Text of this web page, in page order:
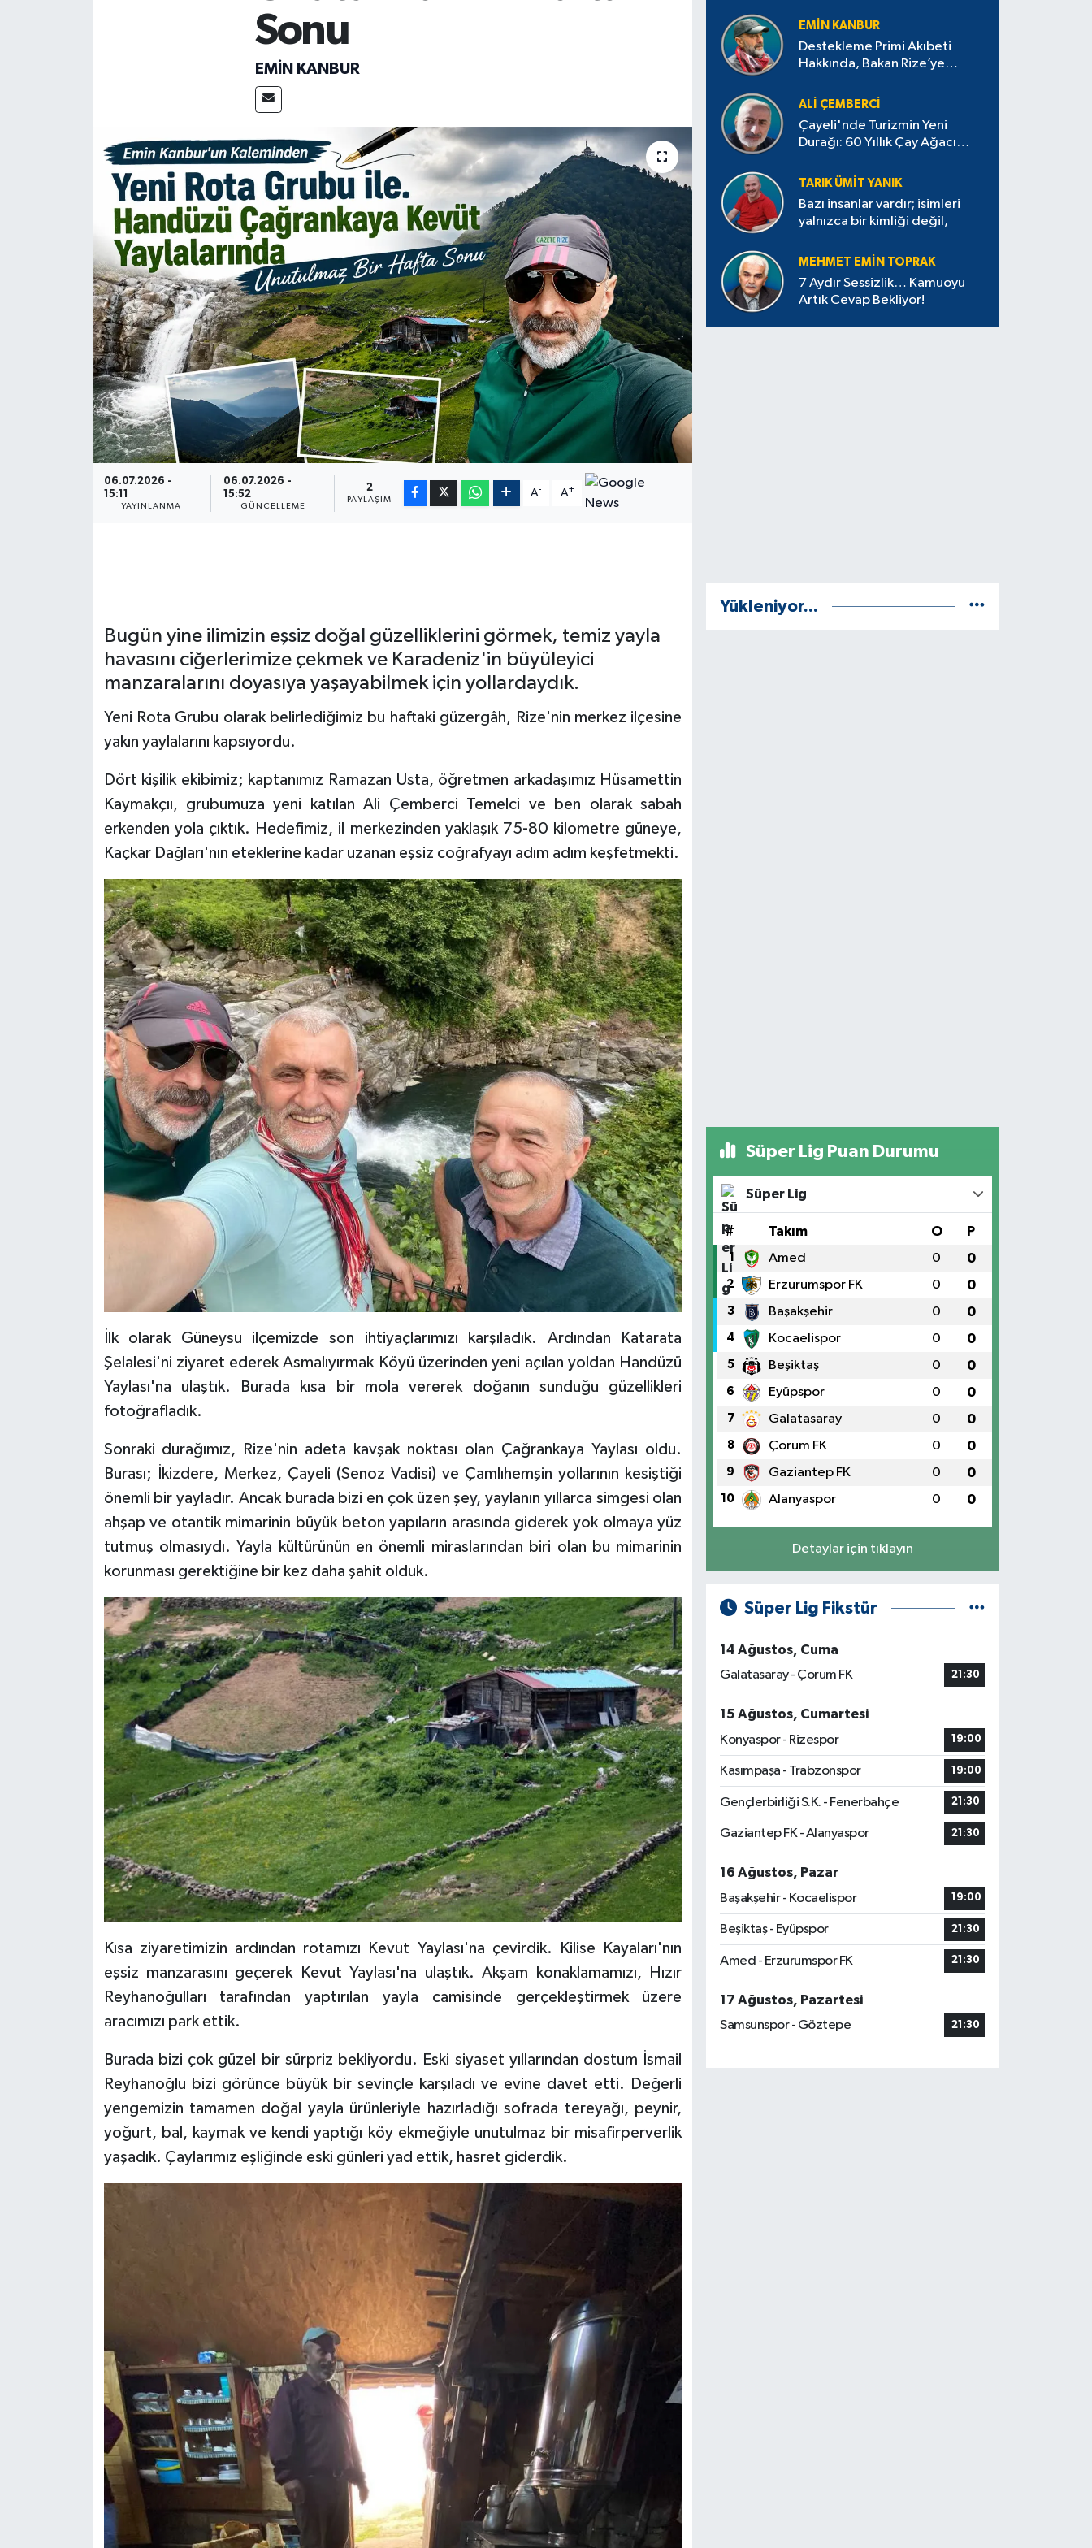
Sonu
EMIN KANBUR
06.07.2026 -
15:11
YAYINLANMA
06.07.2026 -
15:52
GÜNCELLEME
2
PAYLAŞIM
A- A+
Bugün yine ilimizin eşsiz doğal güzelliklerini görmek, temiz yayla
havasını ciğerlerimize çekmek ve Karadeniz'in büyüleyici
manzaralarını doyasıya yaşayabilmek için yollardaydık.
Yeni Rota Grubu olarak belirlediğimiz bu haftaki güzergâh, Rize'nin merkez ilçesine
yakın yaylalarını kapsıyordu.
Dört kişilik ekibimiz; kaptanımız Ramazan Usta, öğretmen arkadaşımız Hüsamettin
Kaymakçıı, grubumuza yeni katılan Ali Çemberci Temelci ve ben olarak sabah
erkenden yola çıktık. Hedefimiz, il merkezinden yaklaşık 75-80 kilometre güneye,
Kaçkar Dağları'nın eteklerine kadar uzanan eşsiz coğrafyayı adım adım keşfetmekti.
İlk olarak Güneysu ilçemizde son ihtiyaçlarımızı karşıladık. Ardından Katarata
Şelalesi'ni ziyaret ederek Asmalıyırmak Köyü üzerinden yeni açılan yoldan Handüzü
Yaylası'na ulaştık. Burada kısa bir mola vererek doğanın sunduğu güzellikleri
fotoğrafladık.
Sonraki durağımız, Rize'nin adeta kavşak noktası olan Çağrankaya Yaylası oldu.
Burası; İkizdere, Merkez, Çayeli (Senoz Vadisi) ve Çamlıhemşin yollarının kesiştiği
önemli bir yayladır. Ancak burada bizi en çok üzen şey, yaylanın yıllarca simgesi olan
ahşap ve otantik mimarinin büyük beton yapıların arasında giderek yok olmaya yüz
tutmuş olmasıydı. Yayla kültürünün en önemli miraslarından biri olan bu mimarinin
korunması gerektiğine bir kez daha şahit olduk.
Kısa ziyaretimizin ardından rotamızı Kevut Yaylası'na çevirdik. Kilise Kayaları'nın
eşsiz manzarasını geçerek Kevut Yaylası'na ulaştık. Akşam konaklamamızı, Hızır
Reyhanoğulları tarafından yaptırılan yayla camisinde gerçekleştirmek üzere
aracımızı park ettik.
Burada bizi çok güzel bir sürpriz bekliyordu. Eski siyaset yıllarından dostum İsmail
Reyhanoğlu bizi görünce büyük bir sevinçle karşıladı ve evine davet etti. Değerli
yengemizin tamamen doğal yayla ürünleriyle hazırladığı sofrada tereyağı, peynir,
yoğurt, bal, kaymak ve kendi yaptığı köy ekmeğiyle unutulmaz bir misafirperverlik
yaşadık. Çaylarımız eşliğinde eski günleri yad ettik, hasret giderdik.
EMIN KANBUR
Destekleme Primi Akıbeti
Hakkında, Bakan Rize’ye
Diye Bekliyorduk
ALI ÇEMBERCI
Çayeli'nde Turizmin Yeni
Durağı: 60 Yıllık Çay Ağacı
TARIK ÜMIT YANIK
Bazı insanlar vardır; isimleri
yalnızca bir kimliği değil,
MEHMET EMIN TOPRAK
7 Aydır Sessizlik… Kamuoyu
Artık Cevap Bekliyor!
Yükleniyor...
Süper Lig Puan Durumu
Süper Lig
# Takım O P
1 Amed 0 0
2 Erzurumspor FK 0 0
3 Başakşehir 0 0
4 Kocaelispor 0 0
5 Beşiktaş 0 0
6 Eyüpspor 0 0
7 Galatasaray 0 0
8 Çorum FK 0 0
9 Gaziantep FK 0 0
10 Alanyaspor 0 0
Detaylar için tıklayın
Süper Lig Fikstür
14 Ağustos, Cuma
Galatasaray - Çorum FK
21:30
15 Ağustos, Cumartesi
Konyaspor - Rizespor
19:00
Kasımpaşa - Trabzonspor 19:00
Gençlerbirliği S.K. - Fenerbahçe 21:30
Gaziantep FK - Alanyaspor 21:30
16 Ağustos, Pazar
Başakşehir - Kocaelispor
19:00
Beşiktaş - Eyüpspor 21:30
Amed - Erzurumspor FK 21:30
17 Ağustos, Pazartesi
Samsunspor - Göztepe
21:30
English News
Flaş Haber
Gayrimenkul
GÜNDEM
Jandarma
KÜLTÜR SANAT
MAGAZİN
POLİTİKA
SPOR HABERLERİ
TEKNOLOJİ
ÜLKE GÜNDEMİ